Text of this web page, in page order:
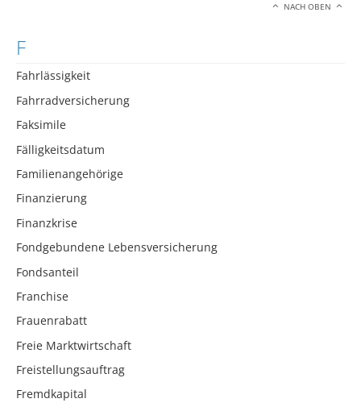
NACH OBEN
F
Fahrlässigkeit
Fahrradversicherung
Faksimile
Fälligkeitsdatum
Familienangehörige
Finanzierung
Finanzkrise
Fondgebundene Lebensversicherung
Fondsanteil
Franchise
Frauenrabatt
Freie Marktwirtschaft
Freistellungsauftrag
Fremdkapital